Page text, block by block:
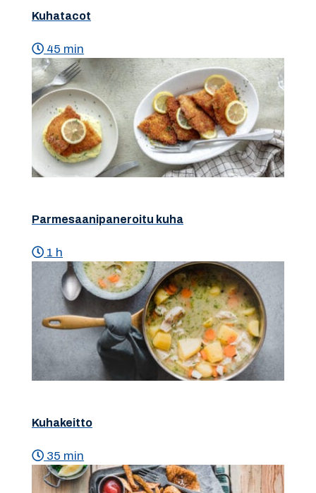
Kuhatacot
45 min
Parmesaanipaneroitu kuha
1 h
Kuhakeitto
35 min